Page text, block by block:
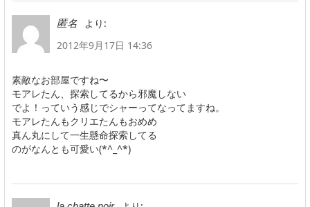
匿名
より:
2012年9月17日 14:36
素敵なお部屋ですね〜
モアレたん、探索してるから邪魔しない
でよ！っていう感じでシャーってなってますね。
モアレたんもクリエたんもおめめ
真ん丸にして一生懸命探索してる
のがなんとも可愛い(*^_^*)